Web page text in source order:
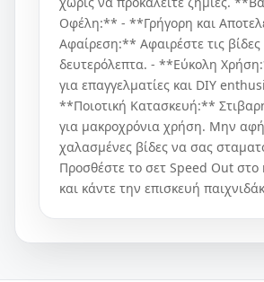
Οφέλη:** - **Γρήγορη και
Αφαίρεση:** Αφαιρέστε τις βίδες
δευτερόλεπτα. - **Εύκολη
για επαγγελματίες και DIY
**Ποιοτική Κατασκευή:**
για μακροχρόνια χρήση. Μην
χαλασμένες βίδες να σας
Προσθέστε το σετ Speed Out στο
και κάντε την επισκευή